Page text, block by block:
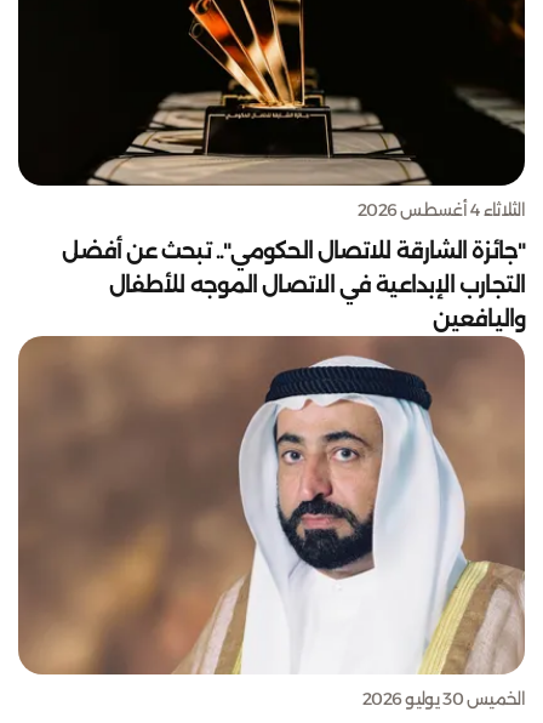
الثلاثاء 4 أغسطس 2026
"جائزة الشارقة للاتصال الحكومي".. تبحث عن أفضل
التجارب الإبداعية في الاتصال الموجه للأطفال
واليافعين
الخميس 30 يوليو 2026